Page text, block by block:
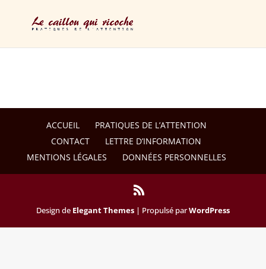
ACCUEIL
PRATIQUES DE L’ATTENTION
CONTACT
LETTRE D’INFORMATION
MENTIONS LÉGALES
DONNÉES PERSONNELLES
Design de Elegant Themes| Propulsé parWordPress